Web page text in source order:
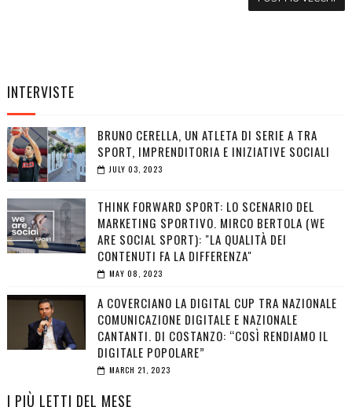
INTERVISTE
BRUNO CERELLA, UN ATLETA DI SERIE A TRA
SPORT, IMPRENDITORIA E INIZIATIVE SOCIALI
JULY 03, 2023
THINK FORWARD SPORT: LO SCENARIO DEL
MARKETING SPORTIVO. MIRCO BERTOLA (WE
ARE SOCIAL SPORT): "LA QUALITÀ DEI
CONTENUTI FA LA DIFFERENZA"
MAY 08, 2023
A COVERCIANO LA DIGITAL CUP TRA NAZIONALE
COMUNICAZIONE DIGITALE E NAZIONALE
CANTANTI. DI COSTANZO: “COSÌ RENDIAMO IL
DIGITALE POPOLARE”
MARCH 21, 2023
I PIÙ LETTI DEL MESE